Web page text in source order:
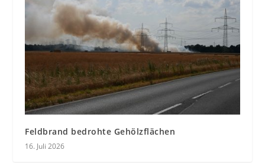
Feldbrand bedrohte Gehölzflächen
16. Juli 2026